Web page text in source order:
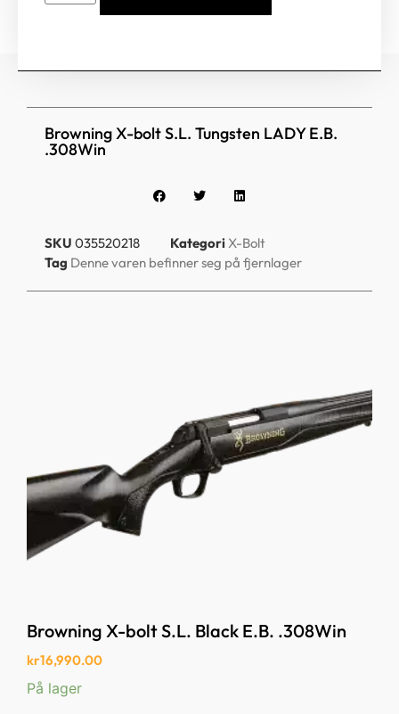
Browning X-bolt S.L. Tungsten LADY E.B.
.308Win
SKU 035520218 KategoriX-Bolt
Tag Denne varen befinner seg på fjernlager
Browning X-bolt S.L. Black E.B. .308Win
kr16,990.00
På lager